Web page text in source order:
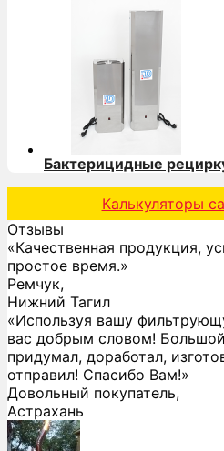
Бактерицидные
Калькуляторы
Отзывы
«Качественная продукция,
простое время.»
Ремчук,
Нижний Тагил
«Используя вашу
вас добрым словом!
придумал, доработал,
отправил! Спасибо Вам!»
Довольный покупатель,
Астрахань